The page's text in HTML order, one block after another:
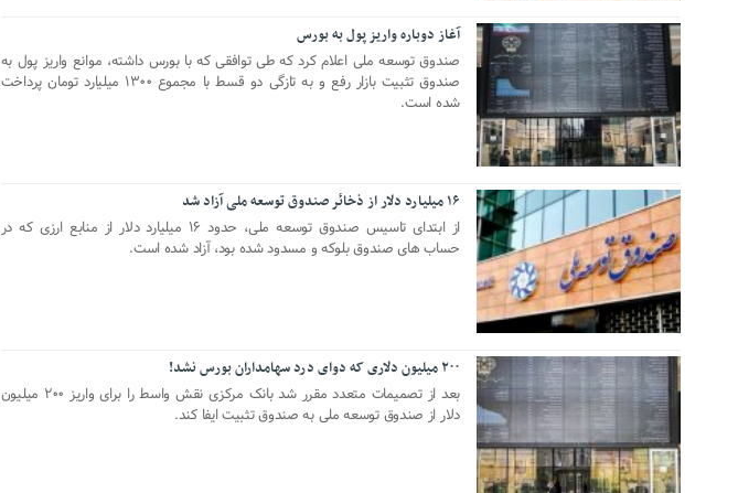
01 مه 2022
آغاز دوباره واریز پول به بورس
صندوق توسعه ملی اعلام کرد که طی توافقی که با بورس داشته، موانع واریز پول به
صندوق تثبیت بازار رفع و به تازگی دو قسط با مجموع ۱۳۰۰ میلیارد تومان پرداخت
شده است.
27 ژوئن 2021
۱۶ میلیارد دلار از ذخائر صندوق توسعه ملی آزاد شد
از ابتدای تاسیس صندوق توسعه ملی، حدود ۱۶ میلیارد دلار از منابع ارزی که در
حساب های صندوق بلوکه و مسدود شده بود، آزاد شده است.
25 مه 2021
۲۰۰ میلیون دلاری که دوای درد سهامداران بورس نشد!
بعد از تصمیمات متعدد مقرر شد بانک مرکزی نقش واسط را برای واریز ۲۰۰ میلیون
دلار از صندوق توسعه ملی به صندوق تثبیت ایفا کند.